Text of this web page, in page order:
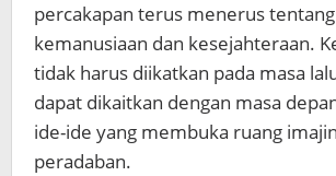
percakapan terus menerus
kemanusiaan dan kesejahteraan.
tidak harus diikatkan pada masa
dapat dikaitkan dengan masa
ide-ide yang membuka ruang
peradaban.